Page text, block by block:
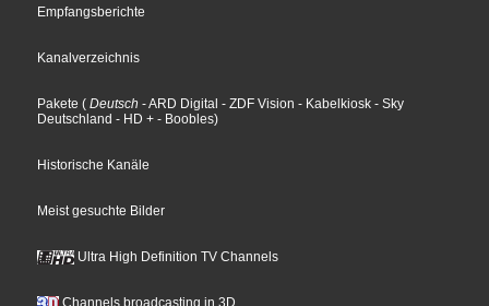
Empfangsberichte
Kanalverzeichnis
Pakete ( Deutsch - ARD Digital - ZDF Vision - Kabelkiosk - Sky
Deutschland - HD + - Boobles)
Historische Kanäle
Meist gesuchte Bilder
Ultra High Definition TV Channels